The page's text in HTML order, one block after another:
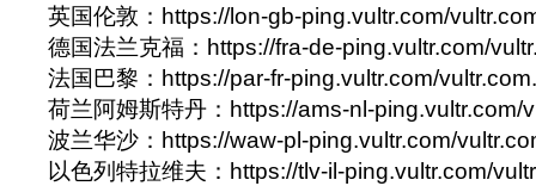
英国伦敦：https://lon-gb-ping.vultr.com/
德国法兰克福：https://fra-de-ping.vultr.com/
法国巴黎：https://par-fr-ping.vultr.com/
荷兰阿姆斯特丹：https://ams-nl-ping.vultr.com/
波兰华沙：https://waw-pl-ping.vultr.com/
以色列特拉维夫：https://tlv-il-ping.vultr.com/